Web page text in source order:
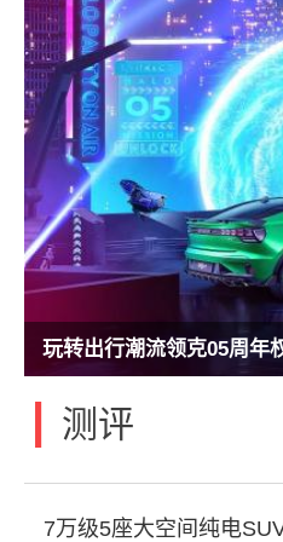
玩转出行潮流领克05周年
| 测评
7万级5座大空间纯电